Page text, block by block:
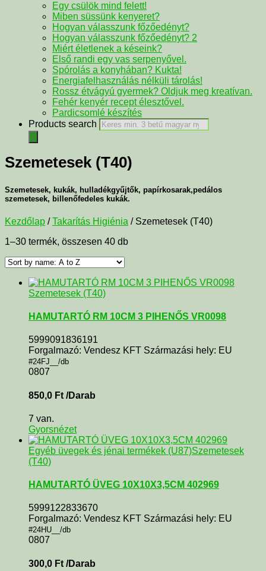
Egy csülök mind felett!
Miben süssünk kenyeret?
Hogyan válasszunk főzőedényt?
Hogyan válasszunk főzőedényt? 2
Miért életlenek a késeink?
Első randi egy vas serpenyővel.
Spórolás a konyhában? Kukta!
Energiafelhasználás nélküli tárolás!
Rossz étvágyú gyermek? Oldjuk meg kreatívan.
Fehér kenyér recept élesztővel.
Pardicsomlé készítés
Products search
Szemetesek (T40)
Szemetesek, kukák, hulladékgyűjtők, papírkosarak,pedálos
szemetesek, billenőfedeles kukák.
Kezdőlap /Takarítás Higiénia / Szemetesek (T40)
1–30 termék, összesen 40 db
Szemetesek (T40)
HAMUTARTÓ RM 10CM 3 PIHENŐS VR0098
5999091836191
Forgalmazó: Vendesz KFT Származási hely: EU
#24FJ__/db
0807
850,0 Ft /Darab
7 van.
Gyorsnézet
Egyéb üvegek és jénai termékek (U87)Szemetesek
(T40)
HAMUTARTÓ ÜVEG 10X10X3,5CM 402969
5999122833670
Forgalmazó: Vendesz KFT Származási hely: EU
#24HU__/db
0807
300,0 Ft /Darab